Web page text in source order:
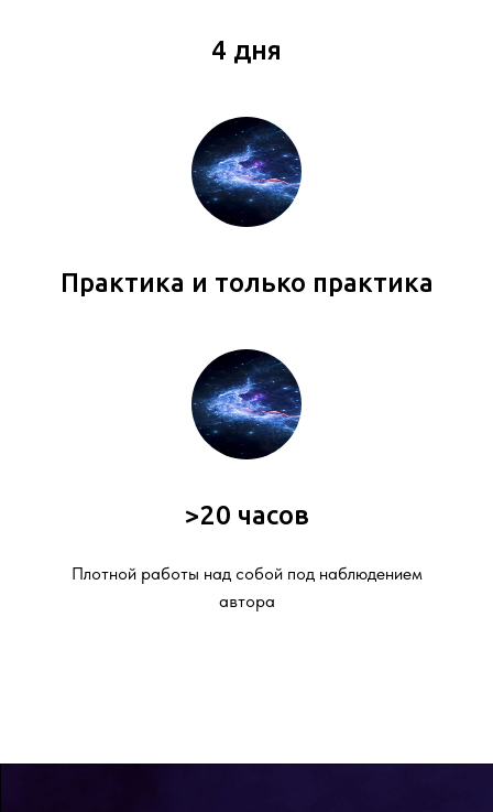
4 дня
Практика и только практика
>20 часов
Плотной работы над собой под наблюдением
автора